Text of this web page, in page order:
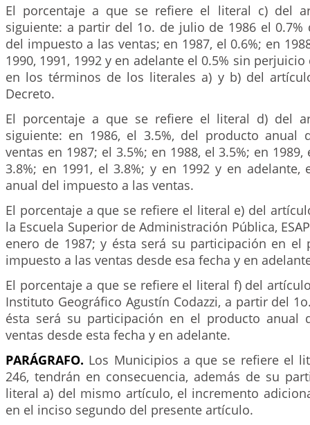
El porcentaje a que se refiere el literal c) del
siguiente: a partir del 1o. de julio de 1986 el
del impuesto a las ventas; en 1987, el 0.6%; en
1990, 1991, 1992 y en adelante el 0.5% sin
en los términos de los literales a) y b) del
Decreto.
El porcentaje a que se refiere el literal d) del
siguiente: en 1986, el 3.5%, del producto anual
ventas en 1987; el 3.5%; en 1988, el 3.5%; en 1989,
3.8%; en 1991, el 3.8%; y en 1992 y en adelante,
anual del impuesto a las ventas.
El porcentaje a que se refiere el literal e) del
la Escuela Superior de Administración Pública,
enero de 1987; y ésta será su participación en el
impuesto a las ventas desde esa fecha y en
El porcentaje a que se refiere el literal f) del
Instituto Geográfico Agustín Codazzi, a partir del
ésta será su participación en el producto anual
ventas desde esta fecha y en adelante.
PARÁGRAFO. Los Municipios a que se refiere el
246, tendrán en consecuencia, además de su
literal a) del mismo artículo, el incremento
en el inciso segundo del presente artículo.